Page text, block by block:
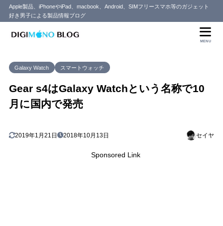
Apple製品、iPhoneやiPad、macbook、Android、SIMフリースマホ等のガジェット
好き男子による製品情報ブログ
MENU
Galaxy Watch スマートウォッチ
Gear s4はGalaxy Watchという名称で10
月に国内で発売
2019年1月21日 2018年10月13日 セイヤ
Sponsored Link
目次
1.1 日本では知名度は低い・・